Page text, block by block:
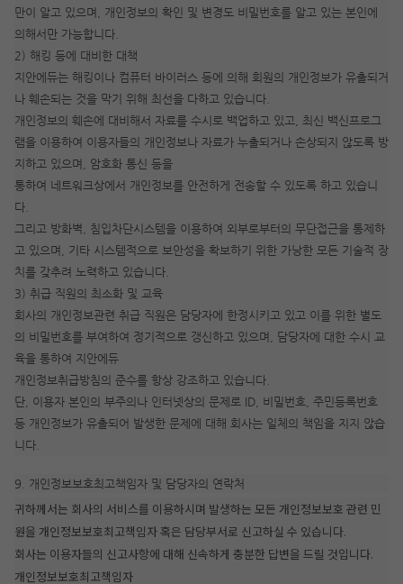
만이 알고 있으며, 개인정보의 확인 및 변경도 비밀번호를 알고 있는 본인에
의해서만 가능합니다.
2) 해킹 등에 대비한 대책
지안에듀는 해킹이나 컴퓨터 바이러스 등에 의해 회원의 개인정보가 유출되거
나 훼손되는 것을 막기 위해 최선을 다하고 있습니다.
개인정보의 훼손에 대비해서 자료를 수시로 백업하고 있고, 최신 백신프로그
램을 이용하여 이용자들의 개인정보나 자료가 누출되거나 손상되지 않도록 방
지하고 있으며, 암호화 통신 등을
통하여 네트워크상에서 개인정보를 안전하게 전송할 수 있도록 하고 있습니
다.
그리고 방화벽, 침입차단시스템을 이용하여 외부로부터의 무단접근을 통제하
고 있으며, 기타 시스템적으로 보안성을 확보하기 위한 가낭한 모든 기술적 장
치를 갖추려 노력하고 있습니다.
3) 취급 직원의 최소화 및 교육
회사의 개인정보관련 취급 직원은 담당자에 한정시키고 있고 이를 위한 별도
의 비밀번호를 부여하여 정기적으로 갱신하고 있으며, 담당자에 대한 수시 교
육을 통하여 지안에듀
개인정보취급방침의 준수를 항상 강조하고 있습니다.
단, 이용자 본인의 부주의나 인터넷상의 문제로 ID, 비밀번호, 주민등록번호
등 개인정보가 유출되어 발생한 문제에 대해 회사는 일체의 책임을 지지 않습
니다.
9. 개인정보보호최고책임자 및 담당자의 연락처
귀하께서는 회사의 서비스를 이용하시며 발생하는 모든 개인정보보호 관련 민
원을 개인정보보호최고책임자 혹은 담당부서로 신고하실 수 있습니다.
회사는 이용자들의 신고사항에 대해 신속하게 충분한 답변을 드릴 것입니다.
개인정보보호최고책임자